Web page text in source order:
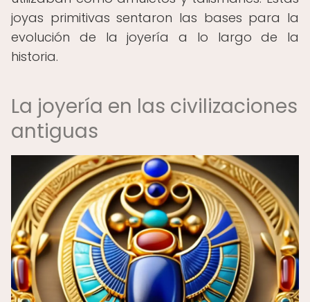
joyas primitivas sentaron las bases para la
evolución de la joyería a lo largo de la
historia.
La joyería en las civilizaciones
antiguas